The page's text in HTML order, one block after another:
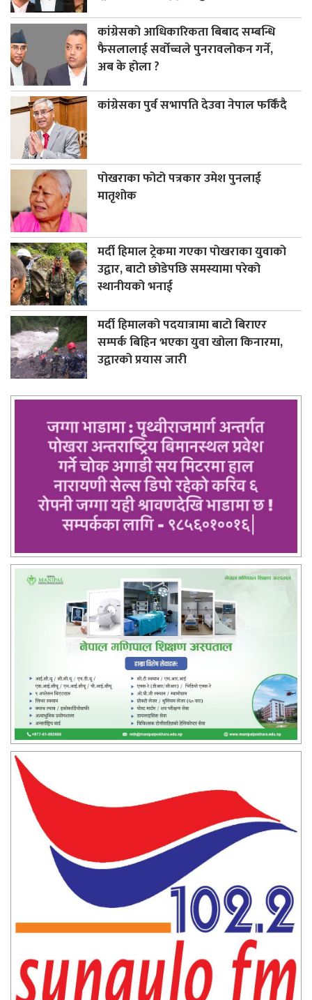
कांग्रेसको आधिकारिकता बिबाद सम्बन्धि
फैसलालाई सर्वोच्चले पुनरावलोकन गर्ने,
अब के होला ?
कांग्रेसका पुर्व सभापति देउवा नेपाल फर्किंदै
पोखराका फोटो पत्रकार उमेश पुनलाई
मातृशोक
मर्दी हिमाल ट्रेकमा गएका पोखराका युवाको
उद्वार, बाटो छोडेपछि समस्यामा परेको
स्थानीयको भनाई
मर्दी हिमालको पदयात्रामा बाटो बिराएर
सम्पर्क बिहिन भएका युवा खोला किनारमा,
उद्वारको प्रयास जारी